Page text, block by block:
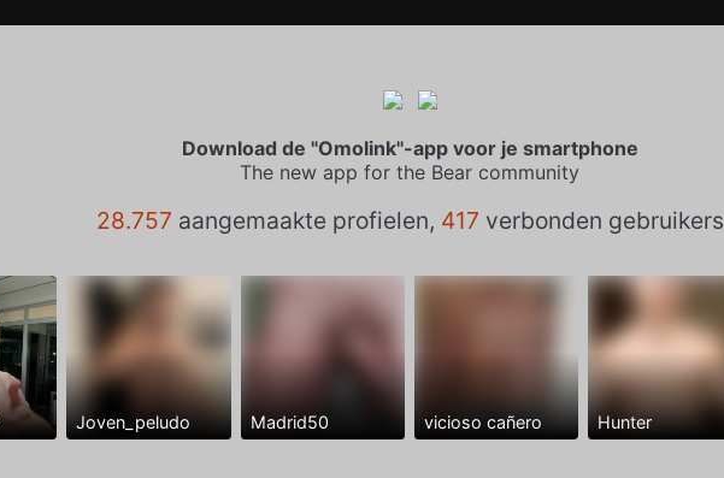
Download de "Omolink"-app voor je smartphone
The new app for the Bear community
28.757 aangemaakte profielen, 417 verbonden gebruikers
Joven_peludo Madrid50 vicioso cañero Hunter